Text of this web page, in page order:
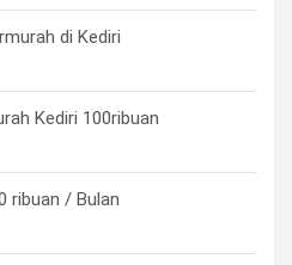
di Kediri
Kediri 100ribuan
ribuan / Bulan